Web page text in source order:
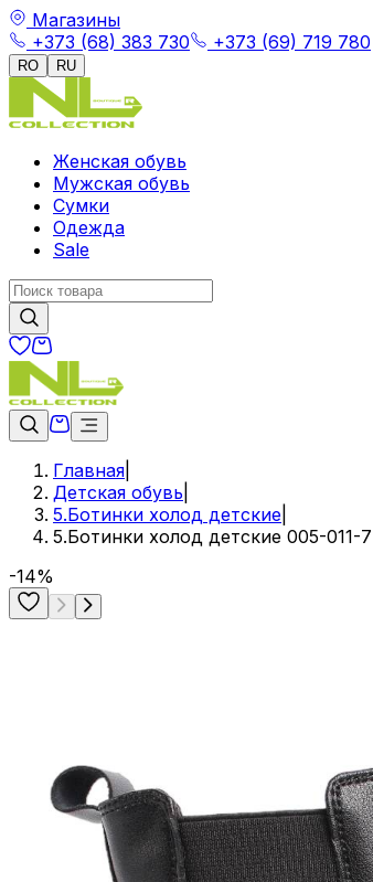
Магазины
+373 (68) 383 730
+373 (69) 719 780
RO RU
Женская обувь
Мужская обувь
Сумки
Одежда
Sale
Главная
Детская обувь
5.Ботинки холод детские
5.Ботинки холод детские 005-011-7
-14%